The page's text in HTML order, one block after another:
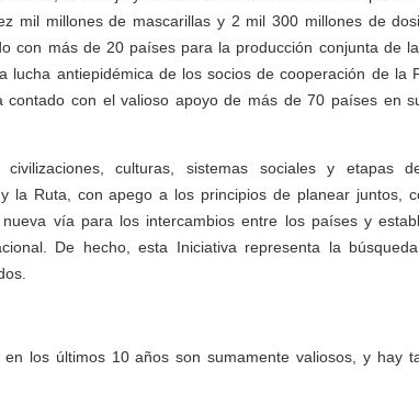
mil millones de mascarillas y 2 mil 300 millones de
con más de 20 países para la producción conjunta de
lucha antiepidémica de los socios de cooperación de la
contado con el valioso apoyo de más de 70 países en
civilizaciones, culturas, sistemas sociales y etapas
la Ruta, con apego a los principios de planear juntos,
vía para los intercambios entre los países y
De hecho, esta Iniciativa representa la
los últimos 10 años son sumamente valiosos, y hay